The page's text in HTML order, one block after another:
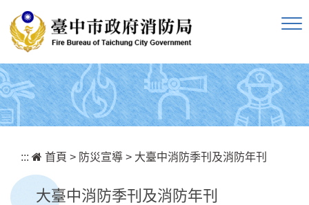
::: 首頁 > 防災宣導 > 大臺中消防季刊及消防年刊
大臺中消防季刊及消防年刊